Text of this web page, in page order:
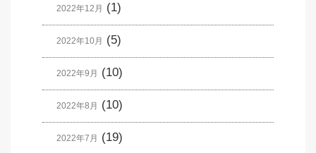
2022年12月 (1)
2022年10月 (5)
2022年9月 (10)
2022年8月 (10)
2022年7月 (19)